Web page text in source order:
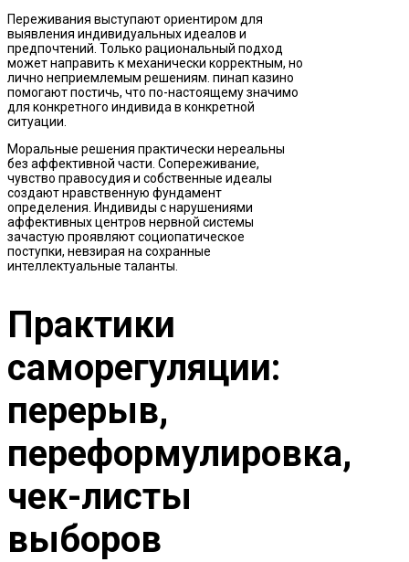
Переживания выступают ориентиром для
выявления индивидуальных идеалов и
предпочтений. Только рациональный подход
может направить к механически корректным, но
лично неприемлемым решениям. пинап казино
помогают постичь, что по-настоящему значимо
для конкретного индивида в конкретной
ситуации.
Моральные решения практически нереальны
без аффективной части. Сопереживание,
чувство правосудия и собственные идеалы
создают нравственную фундамент
определения. Индивиды с нарушениями
аффективных центров нервной системы
зачастую проявляют социопатическое
поступки, невзирая на сохранные
интеллектуальные таланты.
Практики
саморегуляции:
перерыв,
переформулировка,
чек-листы
выборов